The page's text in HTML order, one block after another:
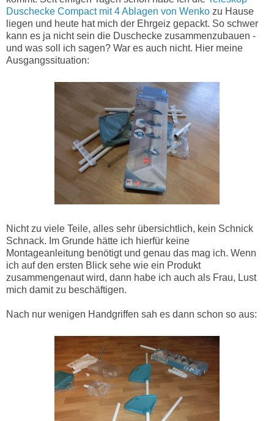
Duschecke Compact mit 4 Ablagen von Wenko zu Hause
liegen und heute hat mich der Ehrgeiz gepackt. So schwer
kann es ja nicht sein die Duschecke zusammenzubauen -
und was soll ich sagen? War es auch nicht. Hier meine
Ausgangssituation:
Nicht zu viele Teile, alles sehr übersichtlich, kein Schnick
Schnack. Im Grunde hätte ich hierfür keine
Montageanleitung benötigt und genau das mag ich. Wenn
ich auf den ersten Blick sehe wie ein Produkt
zusammengenaut wird, dann habe ich auch als Frau, Lust
mich damit zu beschäftigen.
Nach nur wenigen Handgriffen sah es dann schon so aus: